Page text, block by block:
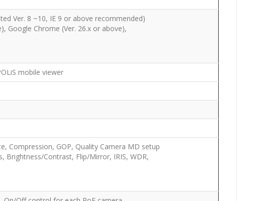
Ver. 8 ~10, IE 9 or above recommended)
Google Chrome (Ver. 26.x or above),
mobile viewer
Compression, GOP, Quality Camera MD setup
Brightness/Contrast, Flip/Mirror, IRIS, WDR,